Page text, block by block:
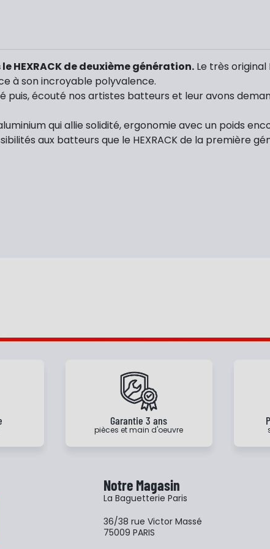
HEXRACK de deuxième génération. Le très original
à son incroyable polyvalence.
puis, écouté nos artistes batteurs et leur avons
qui allie solidité, ergonomie avec un poids
aux batteurs que le HEXRACK de la première
Garantie 3 ans
pièces et main d'oeuvre
Notre Magasin
La Baguetterie Paris
36/38 rue Victor Massé
75009 PARIS